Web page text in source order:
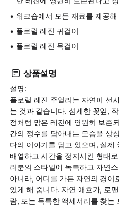
워크숍에서 모든 재료를 제공해
플로럴 레진 귀걸이
플로럴 레진 목걸이
상품설명
설명:
플로럴 레진 주얼리는 자연이 선
는 것과 같습니다. 섬세한 꽃잎,
정처럼 맑은 레진에 영원히 보존
간의 정수를 담아내는 모습을 상
다의 이야기를 담고 있으며, 실제
배열하고 시간을 정지시킨 형태
러분의 스타일에 독특하고 자연
아니라, 어디를 가든 자연의 경이
있게 해 줍니다. 자연 애호가, 로
람, 또는 독특한 액세서리를 찾는